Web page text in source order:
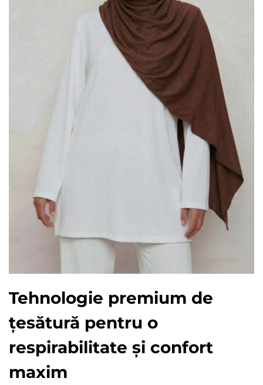
Tehnologie premium de
ţesătură pentru o
respirabilitate și confort
maxim